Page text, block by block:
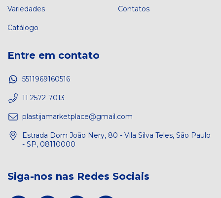
Variedades
Catálogo
Contatos
Entre em contato
5511969160516
11 2572-7013
plastijamarketplace@gmail.com
Estrada Dom João Nery, 80 - Vila Silva Teles, São Paulo
- SP, 08110000
Siga-nos nas Redes Sociais